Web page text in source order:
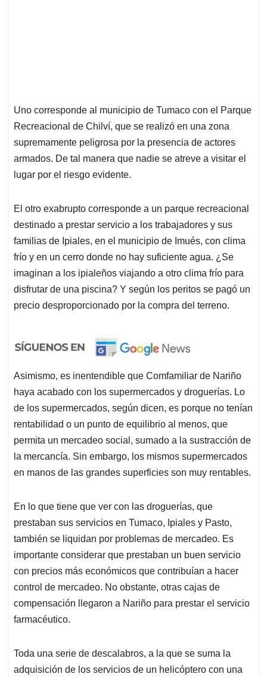
Uno corresponde al municipio de Tumaco con el Parque
Recreacional de Chilví, que se realizó en una zona
supremamente peligrosa por la presencia de actores
armados. De tal manera que nadie se atreve a visitar el
lugar por el riesgo evidente.
El otro exabrupto corresponde a un parque recreacional
destinado a prestar servicio a los trabajadores y sus
familias de Ipiales, en el municipio de Imués, con clima
frío y en un cerro donde no hay suficiente agua. ¿Se
imaginan a los ipialeños viajando a otro clima frío para
disfrutar de una piscina? Y según los peritos se pagó un
precio desproporcionado por la compra del terreno.
Asimismo, es inentendible que Comfamiliar de Nariño
haya acabado con los supermercados y droguerías. Lo
de los supermercados, según dicen, es porque no tenían
rentabilidad o un punto de equilibrio al menos, que
permita un mercadeo social, sumado a la sustracción de
la mercancía. Sin embargo, los mismos supermercados
en manos de las grandes superficies son muy rentables.
En lo que tiene que ver con las droguerías, que
prestaban sus servicios en Tumaco, Ipiales y Pasto,
también se liquidan por problemas de mercadeo. Es
importante considerar que prestaban un buen servicio
con precios más económicos que contribuían a hacer
control de mercadeo. No obstante, otras cajas de
compensación llegaron a Nariño para prestar el servicio
farmacéutico.
Toda una serie de descalabros, a la que se suma la
adquisición de los servicios de un helicóptero con una